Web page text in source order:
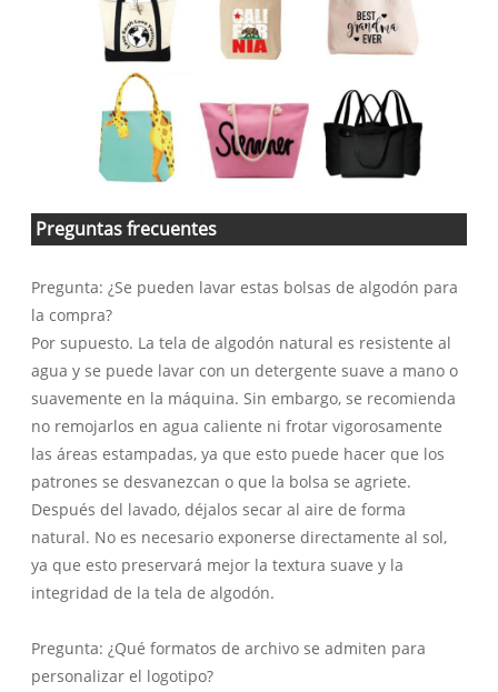
Preguntas frecuentes
Pregunta: ¿Se pueden lavar estas bolsas de algodón para
la compra?
Por supuesto. La tela de algodón natural es resistente al
agua y se puede lavar con un detergente suave a mano o
suavemente en la máquina. Sin embargo, se recomienda
no remojarlos en agua caliente ni frotar vigorosamente
las áreas estampadas, ya que esto puede hacer que los
patrones se desvanezcan o que la bolsa se agriete.
Después del lavado, déjalos secar al aire de forma
natural. No es necesario exponerse directamente al sol,
ya que esto preservará mejor la textura suave y la
integridad de la tela de algodón.
Pregunta: ¿Qué formatos de archivo se admiten para
personalizar el logotipo?